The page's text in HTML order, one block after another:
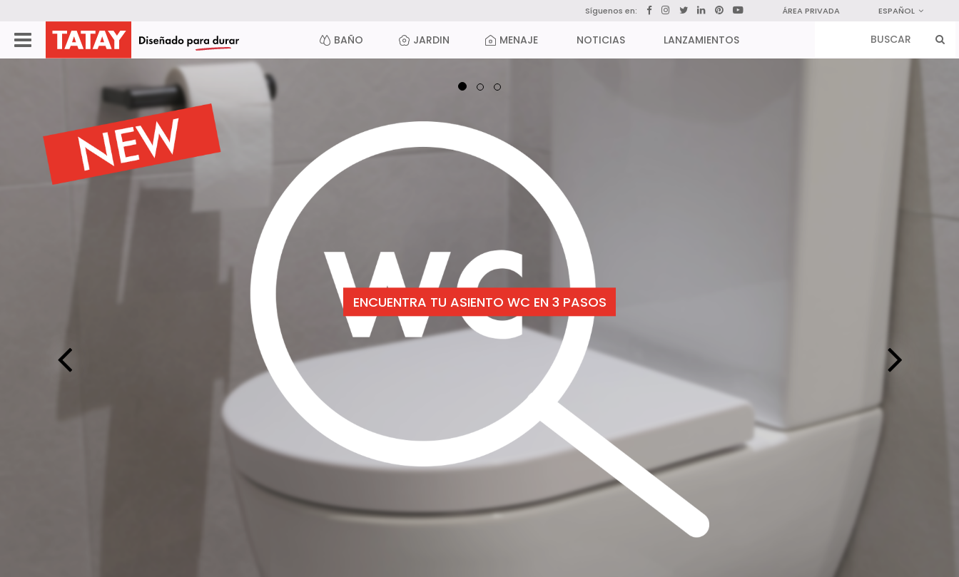
Síguenos en: ÁREA PRIVADA ESPAÑOL
BAÑO JARDIN MENAJE NOTICIAS LANZAMIENTOS
VER NUEVA COLECCIÓN